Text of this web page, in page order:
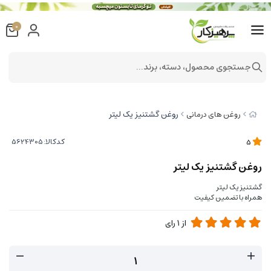
روغن های درمانی روغن گشتنیز یک لیتر
کدکالا:
روغن گشتنیز یک لیتر
گشتنیز یک لیتر
همراه با تضمین کیفیت
از 1رای
0
جستجوی محصول، دسته، برند...